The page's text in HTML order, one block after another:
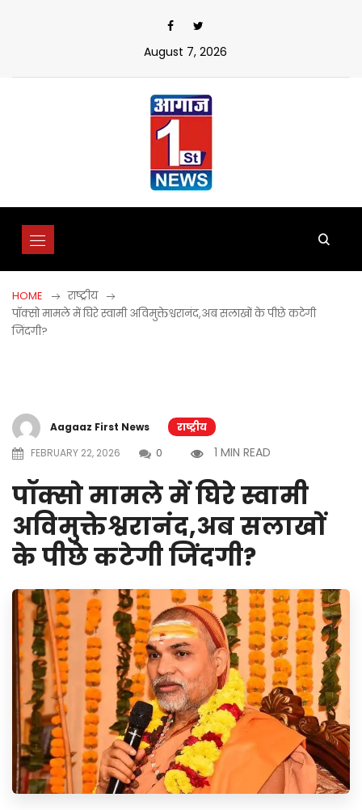
August 7, 2026
HOME
राष्ट्रीय
पॉक्सो मामले में घिरे स्वामी अविमुक्तेश्वरानंद,अब सलाखों के पीछे कटेगी
जिंदगी?
Aagaaz First News
राष्ट्रीय
FEBRUARY 22, 2026
0 1 MIN READ
पॉक्सो मामले में घिरे स्वामी
अविमुक्तेश्वरानंद,अब सलाखों
के पीछे कटेगी जिंदगी?